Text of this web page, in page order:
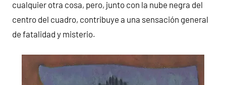
cualquier otra cosa, pero, junto con la nube negra del
centro del cuadro, contribuye a una sensación general
de fatalidad y misterio.